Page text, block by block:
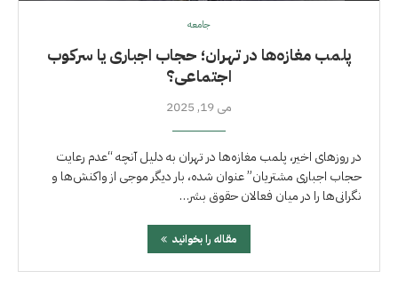
جامعه
پلمب مغازه‌ها در تهران؛ حجاب اجباری یا سرکوب
اجتماعی؟
می 19, 2025
در روزهای اخیر، پلمب مغازه‌ها در تهران به دلیل آنچه “عدم رعایت
حجاب اجباری مشتریان” عنوان شده، بار دیگر موجی از واکنش‌ها و
نگرانی‌ها را در میان فعالان حقوق بشر…
مقاله را بخوانید